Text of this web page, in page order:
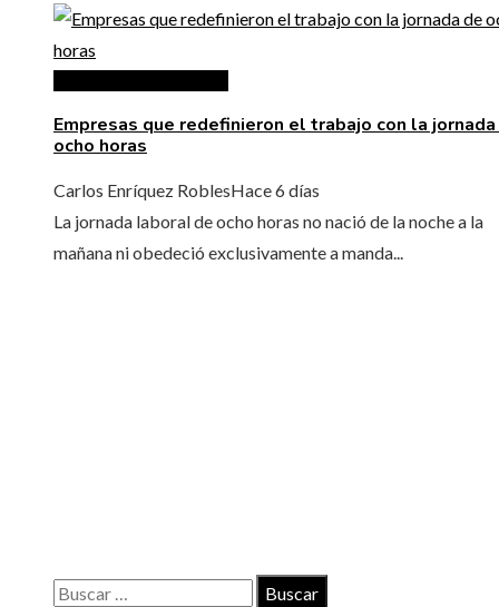
Empresas que redefinieron el trabajo con la
ocho horas
Carlos Enríquez RoblesHace 6 días
La jornada laboral de ocho horas no nació de la noche a la
mañana ni obedeció exclusivamente a manda...
Buscar: